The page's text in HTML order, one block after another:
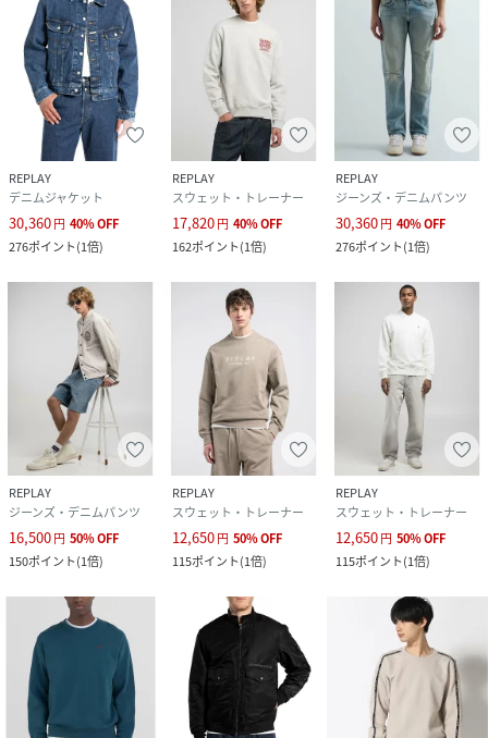
REPLAY
デニムジャケット
30,360円 40%OFF
276ポイント(1倍)
REPLAY
スウェット・トレーナー
17,820円 40%OFF
162ポイント(1倍)
REPLAY
ジーンズ・デニムパンツ
30,360円 40%OFF
276ポイント(1倍)
REPLAY
ジーンズ・デニムパンツ
16,500円 50%OFF
150ポイント(1倍)
REPLAY
スウェット・トレーナー
12,650円 50%OFF
115ポイント(1倍)
REPLAY
スウェット・トレーナー
12,650円 50%OFF
115ポイント(1倍)